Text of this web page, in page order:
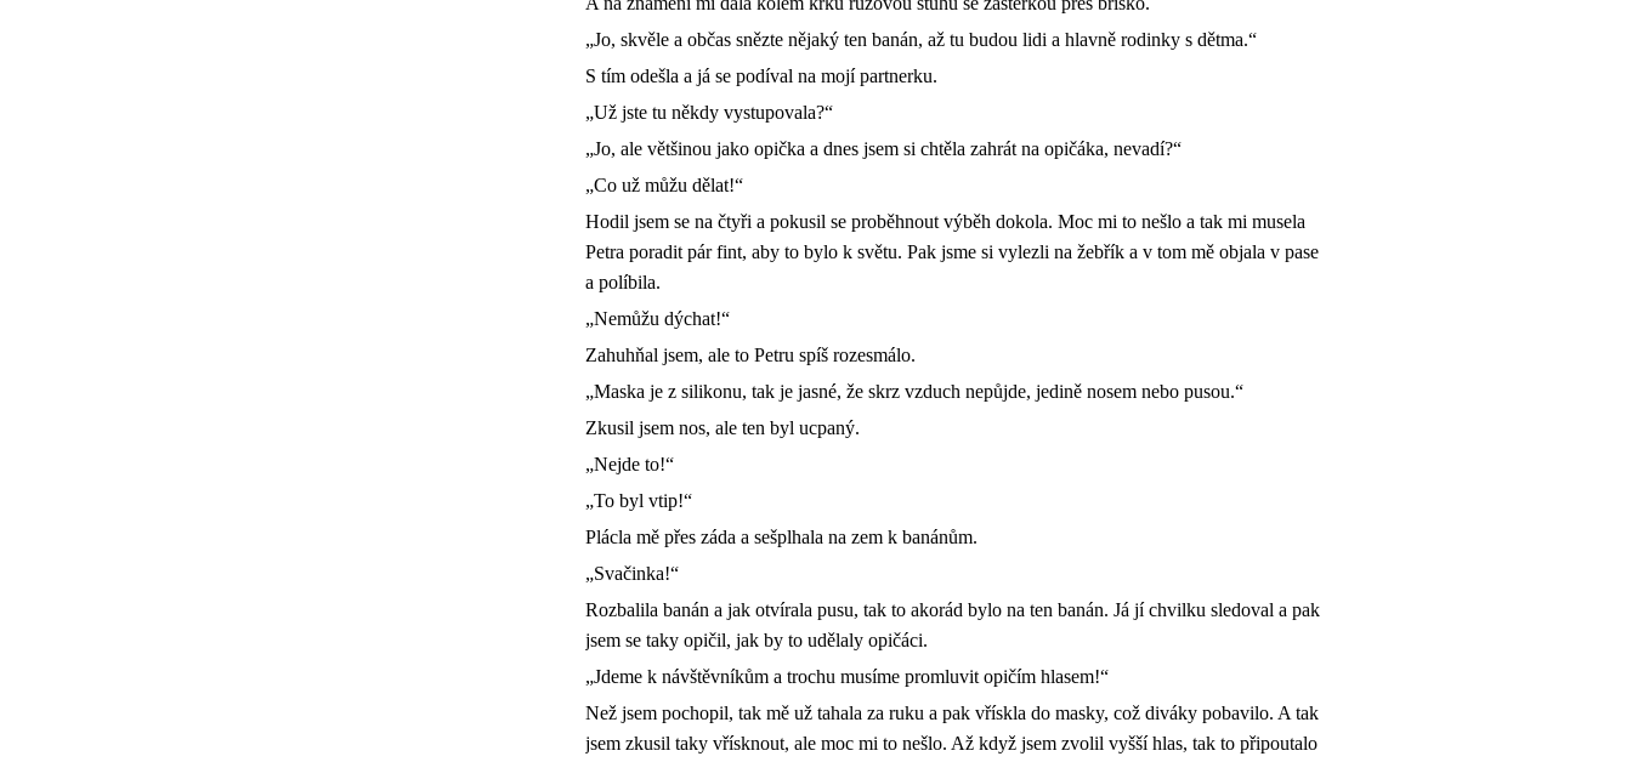
„Jo, skvěle a občas snězte nějaký ten banán, až tu budou lidi a hlavně rodinky s dětma.“
S tím odešla a já se podíval na mojí partnerku.
„Už jste tu někdy vystupovala?“
„Jo, ale většinou jako opička a dnes jsem si chtěla zahrát na opičáka, nevadí?“
„Co už můžu dělat!“
Hodil jsem se na čtyři a pokusil se proběhnout výběh dokola. Moc mi to nešlo a tak mi musela
Petra poradit pár fint, aby to bylo k světu. Pak jsme si vylezli na žebřík a v tom mě objala v pase
a políbila.
„Nemůžu dýchat!“
Zahuhňal jsem, ale to Petru spíš rozesmálo.
„Maska je z silikonu, tak je jasné, že skrz vzduch nepůjde, jedině nosem nebo pusou.“
Zkusil jsem nos, ale ten byl ucpaný.
„Nejde to!“
„To byl vtip!“
Plácla mě přes záda a sešplhala na zem k banánům.
„Svačinka!“
Rozbalila banán a jak otvírala pusu, tak to akorád bylo na ten banán. Já jí chvilku sledoval a pak
jsem se taky opičil, jak by to udělaly opičáci.
„Jdeme k návštěvníkům a trochu musíme promluvit opičím hlasem!“
Než jsem pochopil, tak mě už tahala za ruku a pak vřískla do masky, což diváky pobavilo. A tak
jsem zkusil taky vřísknout, ale moc mi to nešlo. Až když jsem zvolil vyšší hlas, tak to připoutalo